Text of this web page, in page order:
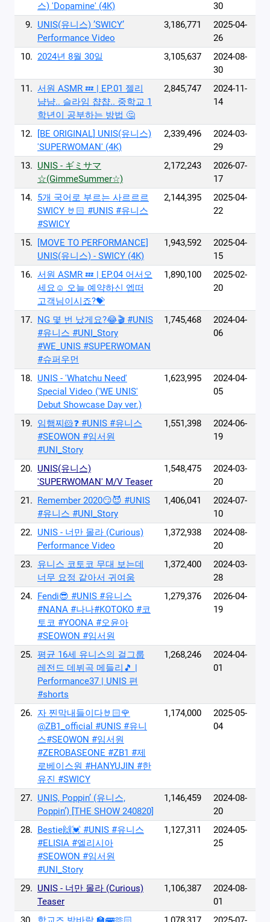
스) 'Dopamine' (4K)
30
9. UNIS(유니스) ’SWICY’
Performance Video
3,186,771
2025-04-
26
10. 2024년 8월 30일 3,105,637
2024-08-
30
11. 서원 ASMR 💤 | EP.01 젤리
냠냠.. 슬라임 챱챱.. 중학교 1
학년이 공부하는 방법 🤔
2,845,747
2024-11-
14
12.
[BE ORIGINAL] UNIS(유니스)
'SUPERWOMAN' (4K)
2,339,496
2024-03-
29
13. UNIS - ギミサマ
☆(GimmeSummer☆)
2,172,243
2026-07-
17
14. 5개 국어로 부르는 사르르르
SWICY 🤘🏻 #UNIS #유니스
#SWICY
2,144,395
2025-04-
22
15.
[MOVE TO PERFORMANCE]
UNIS(유니스) - SWICY (4K)
1,943,592
2025-04-
15
16. 서원 ASMR 💤 | EP.04 어서오
세요☺️ 오늘 예약하신 엡떠
고객님이시죠?💝
1,890,100
2025-02-
20
17. NG 몇 번 났게요?😂🎬 #UNIS
#유니스 #UNI_Story
#WE_UNIS #SUPERWOMAN
#슈퍼우먼
1,745,468
2024-04-
06
18. UNIS - 'Whatchu Need'
Special Video ('WE UNIS'
Debut Showcase Day ver.)
1,623,995
2024-04-
05
19. 임햄찌🐹❓ #UNIS #유니스
#SEOWON #임서원
#UNI_Story
1,551,398
2024-06-
19
20. UNIS(유니스)
'SUPERWOMAN' M/V Teaser
1,548,475
2024-03-
20
21. Remember 2020😏😈 #UNIS
#유니스 #UNI_Story
1,406,041
2024-07-
10
22. UNIS - 너만 몰라 (Curious)
Performance Video
1,372,938
2024-08-
20
23. 유니스 코토코 무대 보는데
너무 요정 같아서 귀여움
1,372,400
2024-03-
28
24. Fendi😎 #UNIS #유니스
#NANA #나나#KOTOKO #코
토코 #YOONA #오윤아
#SEOWON #임서원
1,279,376
2026-04-
19
25. 평균 16세 유니스의 걸그룹
레전드 데뷔곡 메들리🎵 |
Performance37 | UNIS 편
#shorts
1,268,246
2024-04-
01
26. 자 찐막내들이다🤘🏻🌹
@ZB1_official #UNIS #유니
스#SEOWON #임서원
#ZEROBASEONE #ZB1 #제
로베이스원 #HANYUJIN #한
유진 #SWICY
1,174,000
2025-05-
04
27. UNIS, Poppin’ (유니스,
Poppin’) [THE SHOW 240820]
1,146,459
2024-08-
20
28. Bestie🙌💓 #UNIS #유니스
#ELISIA #엘리시아
#SEOWON #임서원
#UNI_Story
1,127,311
2024-05-
25
29. UNIS - 너만 몰라 (Curious)
Teaser
1,106,387
2024-08-
01